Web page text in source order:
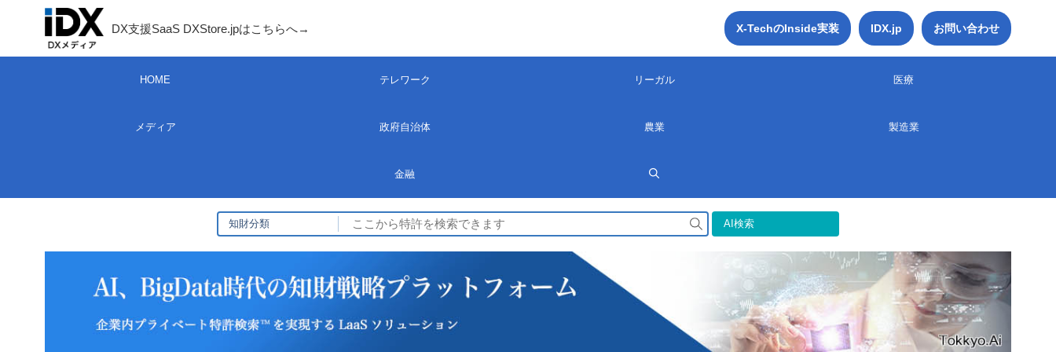
テ
ッ
DX支援SaaS DXStore.jpはこちらへ→​ X-TechのInside実装 IDX.jp お問い合わせ
HOME テレワーク リーガル 医療
メディア 政府自治体 農業 製造業
金融
知財分類
検
索
AI検索